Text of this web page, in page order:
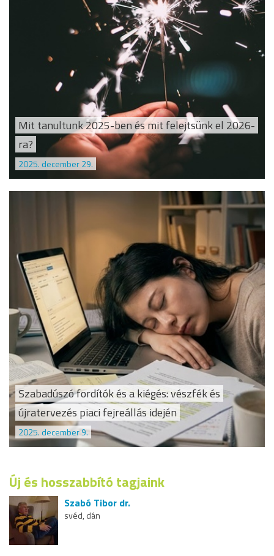
Mit tanultunk 2025-ben és mit felejtsünk el 2026-
ra?
2025. december 29.
Szabadúszó fordítók és a kiégés: vészfék és
újratervezés piaci fejreállás idején
2025. december 9.
Új és hosszabbító tagjaink
Szabó Tibor dr.
svéd, dán